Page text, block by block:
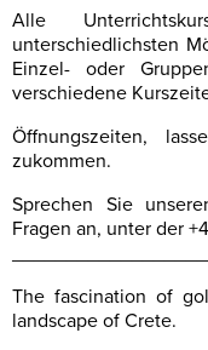
Alle
unterschiedlichsten
Einzel- oder
verschiedene
Öffnungszeiten,
zukommen.
Sprechen Sie
Fragen an, unter der
The fascination of
landscape of Crete.